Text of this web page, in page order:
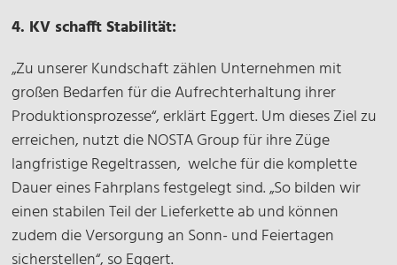
4. KV schafft Stabilität:
„Zu unserer Kundschaft zählen Unternehmen mit
großen Bedarfen für die Aufrechterhaltung ihrer
Produktionsprozesse“, erklärt Eggert. Um dieses Ziel zu
erreichen, nutzt die NOSTA Group für ihre Züge
langfristige Regeltrassen, welche für die komplette
Dauer eines Fahrplans festgelegt sind. „So bilden wir
einen stabilen Teil der Lieferkette ab und können
zudem die Versorgung an Sonn- und Feiertagen